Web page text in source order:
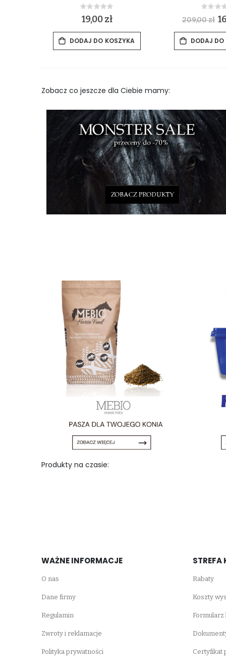
Rating:
0%
19,00 zł
DODAJ DO KOSZYKA
209,00 zł S
p
i
DODAJ
Zobacz co jeszcze dla Ciebie mamy:
Produkty na czasie:
WAŻNE INFORMACJE
O nas
Dane firmy
Regulamin
Zwroty i reklamacje
Polityka prywatności
STREFA
Rabaty
Koszty
Certyfikat